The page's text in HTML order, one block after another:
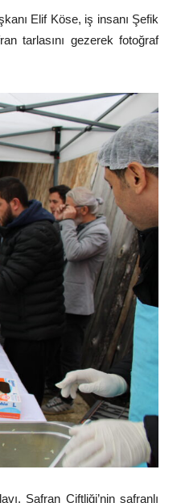
Elif Köse, iş insanı Şefik
tarlasını gezerek fotoğraf
Safran Çiftliği’nin safranlı